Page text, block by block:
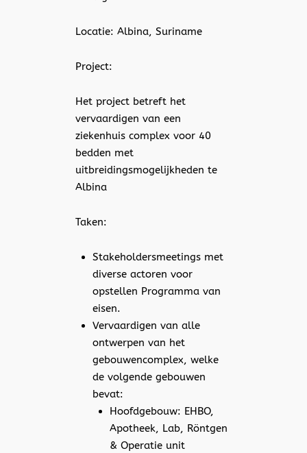
Locatie: Albina, Suriname
Project:
Het project betreft het
vervaardigen van een
ziekenhuis complex voor 40
bedden met
uitbreidingsmogelijkheden te
Albina
Taken:
Stakeholdersmeetings met
diverse actoren voor
opstellen Programma van
eisen.
Vervaardigen van alle
ontwerpen van het
gebouwencomplex, welke
de volgende gebouwen
bevat:
Hoofdgebouw: EHBO,
Apotheek, Lab, Röntgen
& Operatie unit